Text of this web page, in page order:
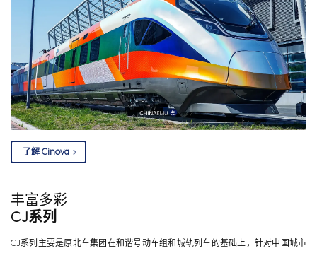
了解 Cinova
丰富多彩
CJ系列
CJ系列主要是原北车集团在和谐号动车组和城轨列车的基础上，针对中国城市